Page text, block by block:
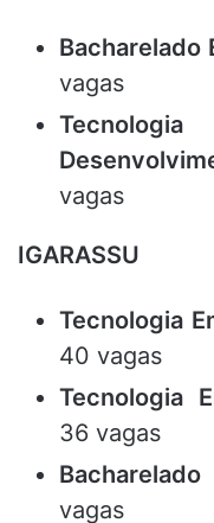
Bacharelado
vagas
vagas
IGARASSU
Tecnologia
40 vagas
Tecnologia
36 vagas
vagas